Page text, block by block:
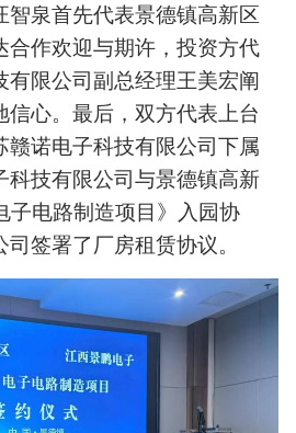
智泉首先代表景德镇高新区
合作欢迎与期许，投资方代
有限公司副总经理王美宏阐
信心。最后，双方代表上台
赣诺电子科技有限公司下属
科技有限公司与景德镇高新
子电路制造项目》入园协
签署了厂房租赁协议。